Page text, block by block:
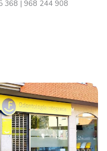
368 | 968 244 908